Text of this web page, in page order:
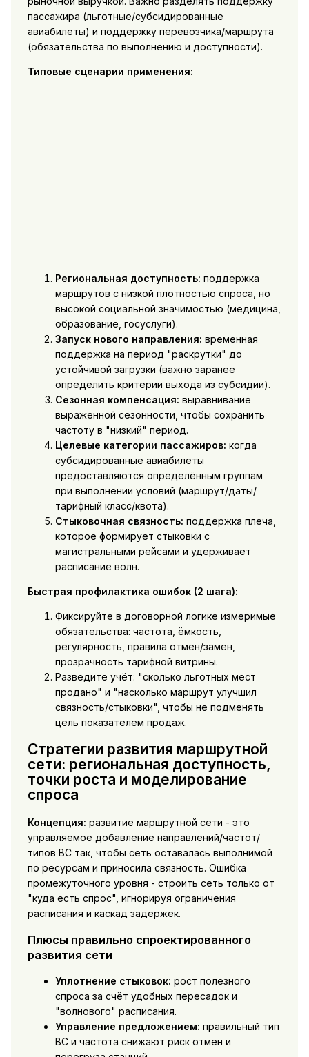
пассажира (льготные/субсидированные
авиабилеты) и поддержку перевозчика/маршрута
(обязательства по выполнению и доступности).
Типовые сценарии применения:
Региональная доступность: поддержка
маршрутов с низкой плотностью спроса, но
высокой социальной значимостью (медицина,
образование, госуслуги).
Запуск нового направления: временная
поддержка на период "раскрутки" до
устойчивой загрузки (важно заранее
определить критерии выхода из субсидии).
Сезонная компенсация: выравнивание
выраженной сезонности, чтобы сохранить
частоту в "низкий" период.
Целевые категории пассажиров: когда
субсидированные авиабилеты
предоставляются определённым группам
при выполнении условий (маршрут/даты/
тарифный класс/квота).
Стыковочная связность: поддержка плеча,
которое формирует стыковки с
магистральными рейсами и удерживает
расписание волн.
Быстрая профилактика ошибок (2 шага):
Фиксируйте в договорной логике измеримые
обязательства: частота, ёмкость,
регулярность, правила отмен/замен,
прозрачность тарифной витрины.
Разведите учёт: "сколько льготных мест
продано" и "насколько маршрут улучшил
связность/стыковки", чтобы не подменять
цель показателем продаж.
Стратегии развития маршрутной
сети: региональная доступность,
точки роста и моделирование
спроса
Концепция: развитие маршрутной сети - это
управляемое добавление направлений/частот/
типов ВС так, чтобы сеть оставалась выполнимой
по ресурсам и приносила связность. Ошибка
промежуточного уровня - строить сеть только от
"куда есть спрос", игнорируя ограничения
расписания и каскад задержек.
Плюсы правильно спроектированного
развития сети
Уплотнение стыковок: рост полезного
спроса за счёт удобных пересадок и
"волнового" расписания.
Управление предложением: правильный тип
ВС и частота снижают риск отмен и